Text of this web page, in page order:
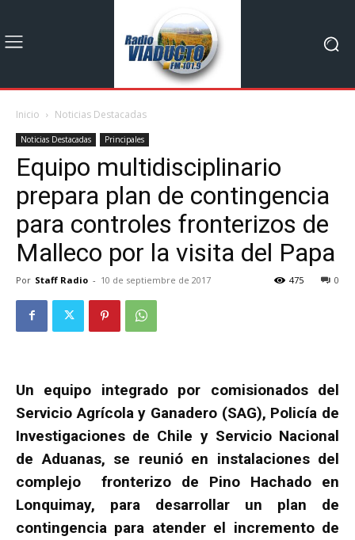
Inicio Noticias Destacadas
Noticias Destacadas Principales
Equipo multidisciplinario
prepara plan de contingencia
para controles fronterizos de
Malleco por la visita del Papa
Por Staff Radio - 10 de septiembre de 2017 0
475
Un equipo integrado por comisionados del
Servicio Agrícola y Ganadero (SAG), Policía de
Investigaciones de Chile y Servicio Nacional
de Aduanas, se reunió en instalaciones del
complejo fronterizo de Pino Hachado en
Lonquimay, para desarrollar un plan de
contingencia para atender el incremento de